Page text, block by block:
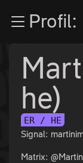
Zum InhaltProfil:
he)
ER / HE
Signal:
Matrix: